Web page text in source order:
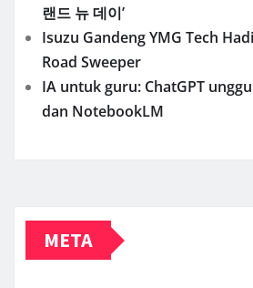
랜드 뉴 데이’
Isuzu Gandeng YMG Tech
Road Sweeper
IA untuk guru: ChatGPT
dan NotebookLM
META